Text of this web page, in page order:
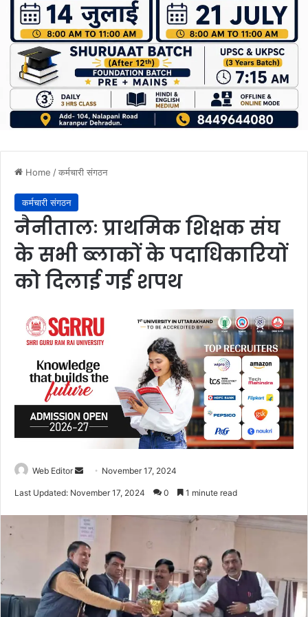
Home /कर्मचारी संगठन
कर्मचारी संगठन
नैनीतालः प्राथमिक शिक्षक संघ
के सभी ब्लाकों के पदाधिकारियों
को दिलाई गई शपथ
Web Editor
d
a
n
e
m
a
November 17, 2024
Last Updated: November 17, 2024 0 1 minute read